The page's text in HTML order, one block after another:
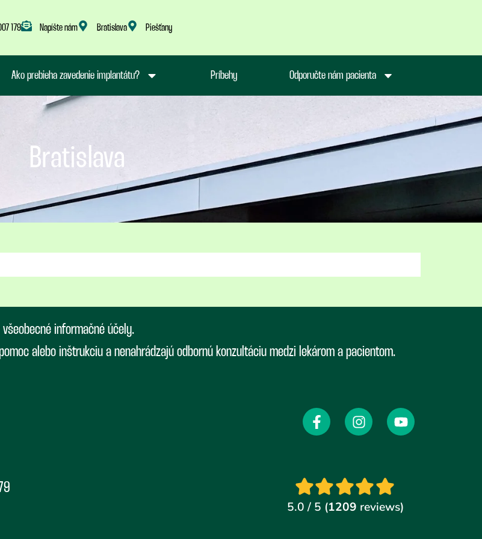
179 Napíšte nám Bratislava Piešťany
Ako prebieha zavedenie implantátu? Príbehy Odporučte nám pacienta
Bratislava
informačné účely.
alebo inštrukciu a nenahrádzajú odbornú konzultáciu medzi lekárom a pacientom.